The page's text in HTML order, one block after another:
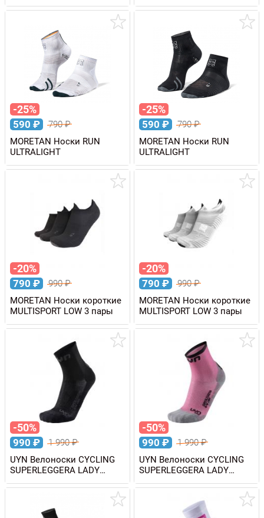
-25%
590 ₽ 790₽
MORETAN Носки RUN
ULTRALIGHT
-25%
590 ₽ 790₽
MORETAN Носки RUN
ULTRALIGHT
-20%
790 ₽ 990₽
MORETAN Носки короткие
MULTISPORT LOW 3 пары
-20%
790 ₽ 990₽
MORETAN Носки короткие
MULTISPORT LOW 3 пары
-50%
990 ₽ 1 990₽
UYN Велоноски CYCLING
SUPERLEGGERA LADY
женские
-50%
990 ₽ 1 990₽
UYN Велоноски CYCLING
SUPERLEGGERA LADY
женские